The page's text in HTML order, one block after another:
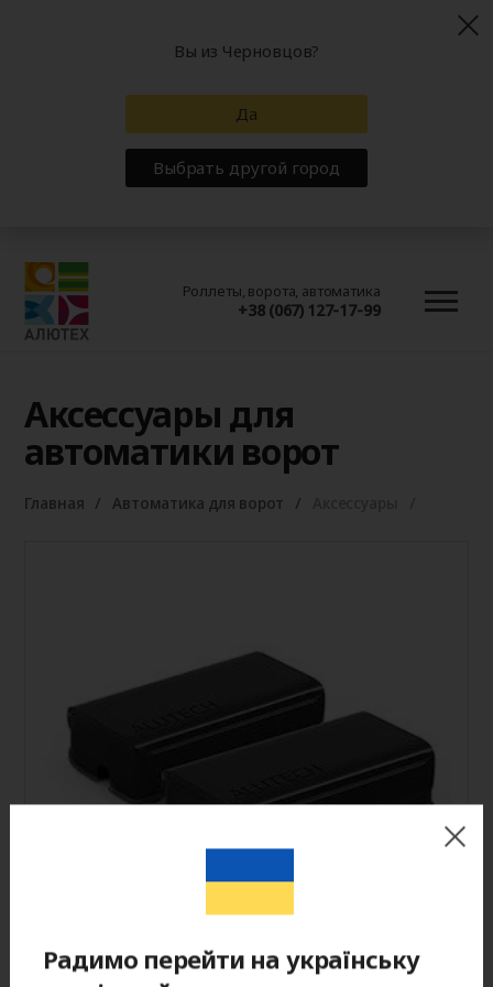
Роллеты, ворота, автоматика
+38 (067) 127-17-99
Аксессуары для
автоматики ворот
Главная Автоматика для ворот
Вы из Черновцов?
Да
Выбрать другой город
Радимо перейти на українську